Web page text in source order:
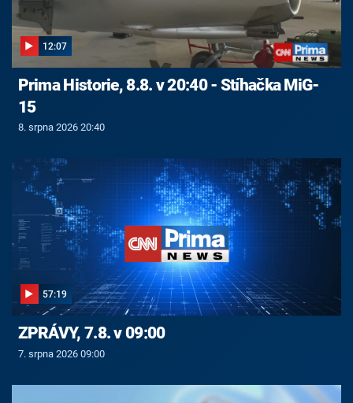
12:07
Prima Historie, 8.8. v 20:40 - Stíhačka MiG-
15
8. srpna 2026 20:40
57:19
ZPRÁVY, 7.8. v 09:00
7. srpna 2026 09:00